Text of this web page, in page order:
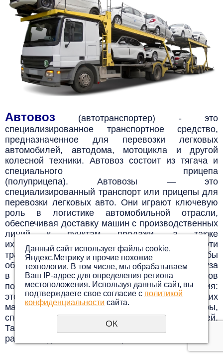
Автовоз (автотранспортер) - это
специализированное транспортное средство,
предназначенное для перевозки легковых
автомобилей, автодома, мотоцикла и другой
колесной техники. Автовоз состоит из тягача и
специального прицепа
(полуприцепа).Автовозы — это
специализированный транспорт или прицепы для
перевозки легковых авто. Они играют ключевую
роль в логистике автомобильной отрасли,
обеспечивая доставку машин с производственных
линий к пунктам продажи, а также
их перемещение в различные места. Эти
транспортные средства созданы для того, чтобы
обеспечить максимальную сохранность груза
в пути. Разнообразие конструкций автовозов
позволяет удовлетворять различные требования:
это могут быть простые прицепы для нескольких
машин или сложные многоэтажные структуры,
способные вместить до дюжины автомобилей.
Таким образом, автовозы адаптируются под
разные задачи и объемы перевозок.
Данный сайт использует файлы cookie,
Яндекс.Метрику и прочие похожие
технологии. В том числе, мы обрабатываем
Ваш IP-адрес для определения региона
местоположения. Используя данный сайт, вы
подтверждаете свое согласие с политикой
конфиденциальности сайта.
ОК